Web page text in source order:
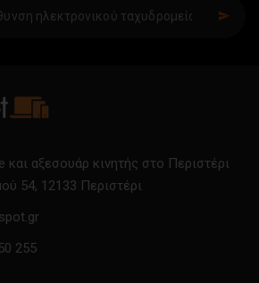
και αξεσουάρ κινητής στο Περιστέρι
54, 12133 Περιστέρι
255